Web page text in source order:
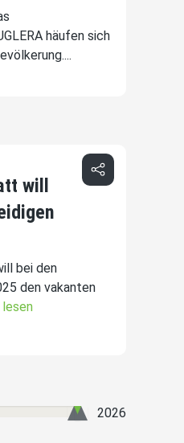
häufen sich
will
bei den
den vakanten
2026